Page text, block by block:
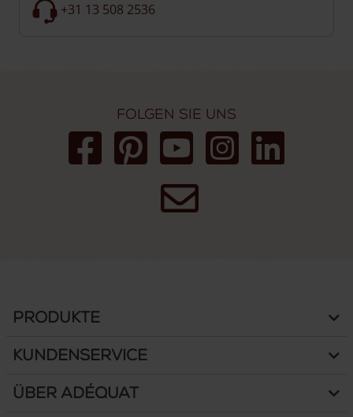
+31 13 508 2536
Folgen Sie uns
Produkte
Kundenservice
Über Adéquat